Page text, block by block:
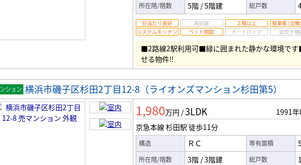
所在階/階数 5階 /5階建 総戸数
■2路線2駅利用可■緑に囲まれた静かな環境で
せる物件‼
ンシ
横浜市磯子区杉田2丁目12-8（ライオンズマンション杉田第5）
1,980万円 /3LDK 1991
京急本線 杉田駅 徒歩11分
構造 ＲＣ 専有面積
所在階/階数 3階 /3階建 総戸数